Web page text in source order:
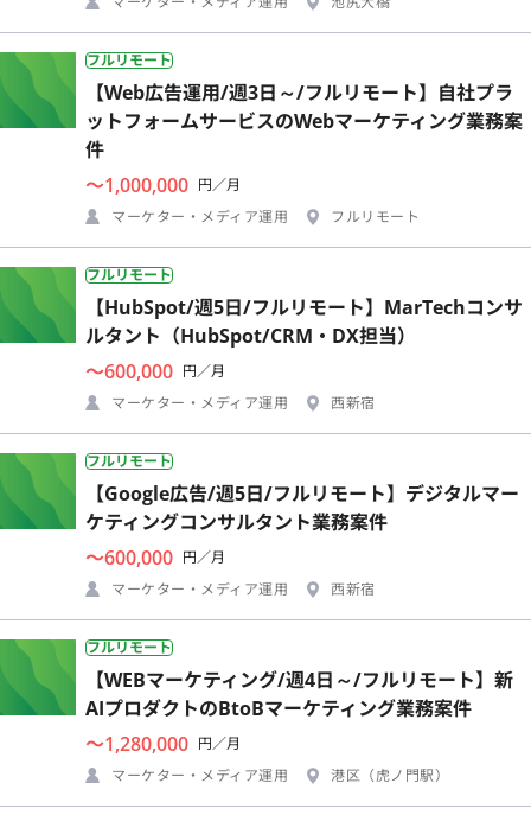
フルリモート
【Web広告運用/週3日～/フルリモート】自社プラ
ットフォームサービスのWebマーケティング業務案
件
〜1,000,000 円／月
マーケター・メディア運用
フルリモート
フルリモート
【HubSpot/週5日/フルリモート】MarTechコンサ
ルタント（HubSpot/CRM・DX担当）
〜600,000 円／月
マーケター・メディア運用
西新宿
フルリモート
【Google広告/週5日/フルリモート】デジタルマー
ケティングコンサルタント業務案件
〜600,000 円／月
マーケター・メディア運用
西新宿
フルリモート
【WEBマーケティング/週4日～/フルリモート】新
AIプロダクトのBtoBマーケティング業務案件
〜1,280,000 円／月
マーケター・メディア運用
港区（虎ノ門駅）